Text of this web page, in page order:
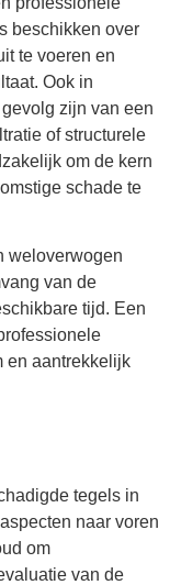
beschikken over
te voeren en
Ook in
zijn van een
of structurele
om de kern
schade te
weloverwogen
van de
tijd. Een
en aantrekkelijk
tegels in
naar voren
om
van de